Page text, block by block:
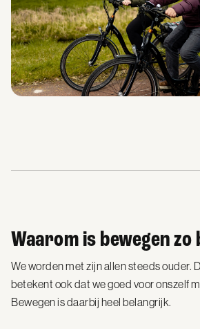
Waarom is bewegen
We worden met zijn allen steeds ouder.
betekent ook dat we goed voor onszelf
Bewegen is daarbij heel belangrijk.